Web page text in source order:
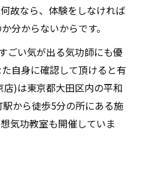
故なら、体験をしなければ
分からないからです。
ごい気が出る気功師にも優
自身に確認して頂けると有
)は東京都大田区内の平和
から徒歩5分の所にある施
気功教室も開催していま